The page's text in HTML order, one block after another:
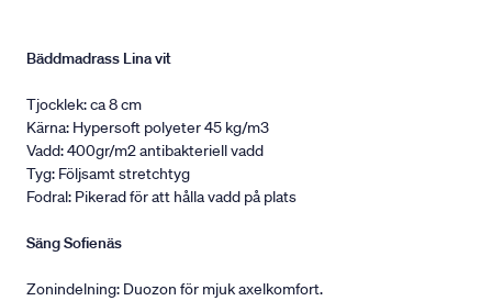
Bäddmadrass Lina vit
Tjocklek: ca 8 cm
Kärna: Hypersoft polyeter 45 kg/m3
Vadd: 400gr/m2 antibakteriell vadd
Tyg: Följsamt stretchtyg
Fodral: Pikerad för att hålla vadd på plats
Säng Sofienäs
Zonindelning: Duozon för mjuk axelkomfort.